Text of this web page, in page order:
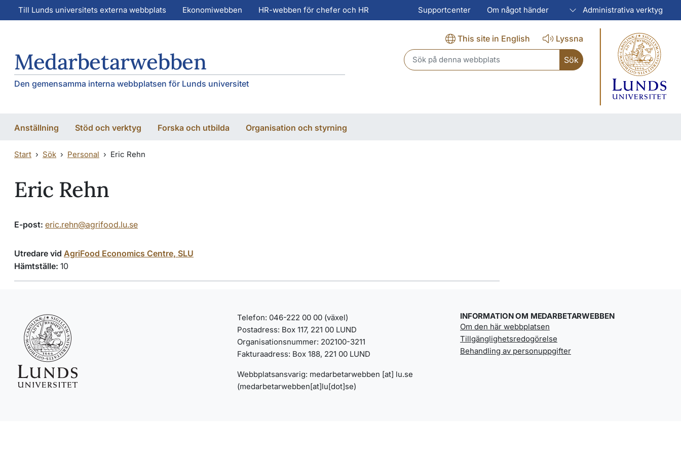
Hoppa till huvudinnehåll
Hoppa till huvudinnehåll
Till Lunds universitets externa webbplats Ekonomiwebben HR-webben för chefer och HR Supportcenter Om något händer Administrativa verktyg
Medarbetarwebben
Den gemensamma interna webbplatsen för Lunds universitet
This site in English
Lyssna
Header search
Anställning Stöd och verktyg Forska och utbilda Organisation och styrning
Start Sök Personal Eric Rehn
Eric Rehn
E-post: eric.rehn@agrifood.lu.se
Utredare vid AgriFood Economics Centre, SLU
Hämtställe: 10
Telefon: 046-222 00 00 (växel)
Postadress: Box 117, 221 00 LUND
Organisationsnummer: 202100-3211
Fakturaadress: Box 188, 221 00 LUND
Webbplatsansvarig: medarbetarwebben [at] lu.se
(medarbetarwebben[at]lu[dot]se)
INFORMATION OM MEDARBETARWEBBEN
Om den här webbplatsen
Tillgänglighetsredogörelse
Behandling av personuppgifter